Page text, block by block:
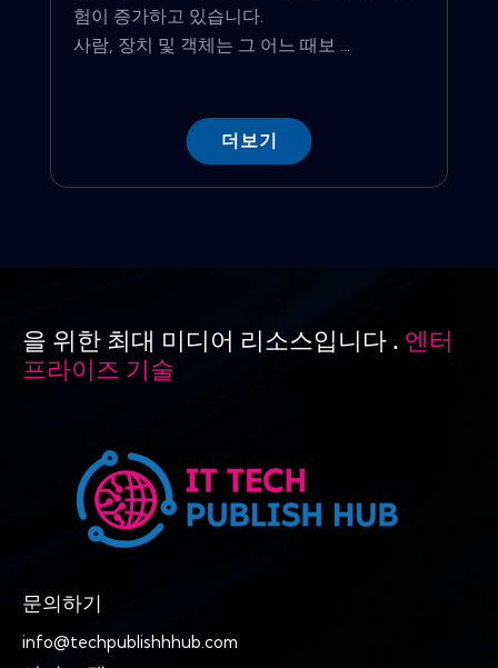
험이 증가하고 있습니다.
사람, 장치 및 객체는 그 어느 때보 ...
더보기
을 위한 최대 미디어 리소스입니다 . 엔터
프라이즈 기술
문의하기
info@techpublishhhub.com